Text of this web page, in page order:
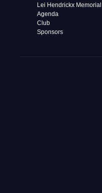
Lei Hendrickx Memorial
Agenda
Club
Sponsors